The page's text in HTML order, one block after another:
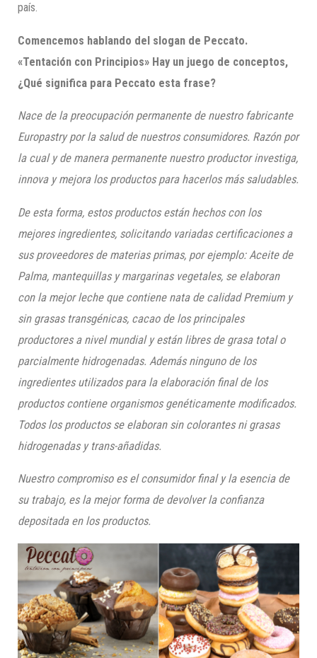
país.
Comencemos hablando del slogan de Peccato.
«Tentación con Principios» Hay un juego de conceptos,
¿Qué significa para Peccato esta frase?
Nace de la preocupación permanente de nuestro fabricante
Europastrypor la salud de nuestros consumidores. Razón por
la cual y de manera permanente nuestro productor investiga,
innova y mejora los productos para hacerlos más saludables.
De esta forma, estos productos están hechos con los
mejores ingredientes, solicitando variadas certificaciones a
sus proveedores de materias primas, por ejemplo: Aceite de
Palma, mantequillas y margarinas vegetales, se elaboran
con la mejor leche que contiene nata de calidad Premium y
sin grasas transgénicas, cacao de los principales
productores a nivel mundial y están libres de grasa total o
parcialmente hidrogenadas. Además ninguno de los
ingredientes utilizados para la elaboración final de los
productos contiene organismos genéticamente modificados.
Todos los productos se elaboran sin colorantes ni grasas
hidrogenadasy trans-añadidas.
Nuestro compromiso es el consumidor final y la esencia de
su trabajo, es la mejor forma de devolver la confianza
depositada en los productos.